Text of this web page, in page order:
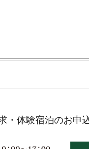
・体験宿泊のお申